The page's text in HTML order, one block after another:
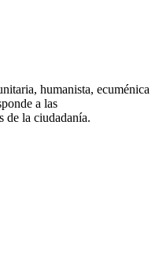
humanista, ecuménica
a las
de la ciudadanía.